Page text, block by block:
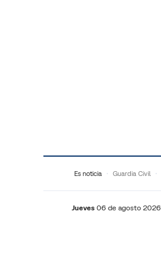
Es noticia Guardia Civil
Jueves 06 de agosto 2026